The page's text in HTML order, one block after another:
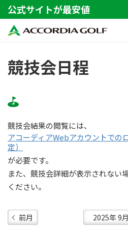
公式サイトが最安値
競技会日程
競技会結果の閲覧には、
アコーディアWebアカウントでの
定）
が必要です。
また、競技会詳細が表示されない
ください。
前月